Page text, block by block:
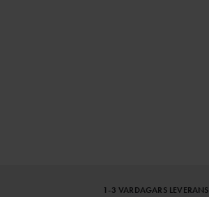
1-3 VARDAGARS LEVERANS